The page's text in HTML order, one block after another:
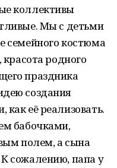
коллективы
Мы с детьми
семейного костюма
красота родного
праздника
создания
её реализовать.
бабочками,
полем, а сына
сожалению, папа у